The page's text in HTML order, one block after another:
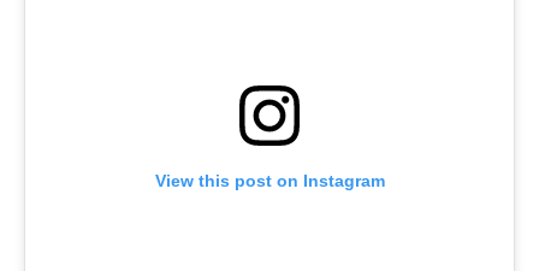
View this post on Instagram